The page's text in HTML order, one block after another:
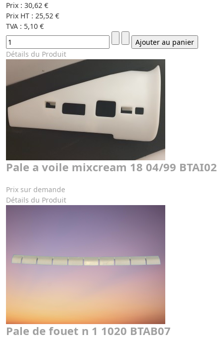
Prix : 30,62 €
Prix HT : 25,52 €
TVA : 5,10 €
Détails du Produit
Pale a voile mixcream 18 04/99 BTAI02
Prix sur demande
Détails du Produit
Pale de fouet n 1 1020 BTAB07